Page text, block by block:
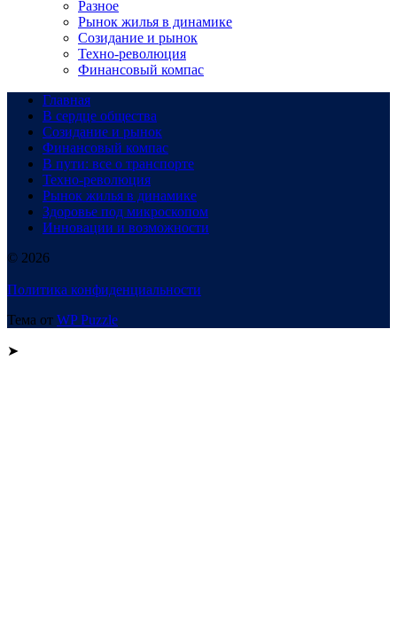
Разное
Рынок жилья в динамике
Созидание и рынок
Техно-революция
Финансовый компас
Главная
В сердце общества
Созидание и рынок
Финансовый компас
В пути: все о транспорте
Техно-революция
Рынок жилья в динамике
Здоровье под микроскопом
Инновации и возможности
© 2026
Политика конфиденциальности
Тема от WP Puzzle
➤